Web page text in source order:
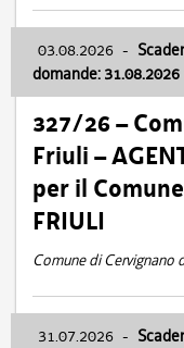
03.08.2026 -
domande: 31.08.2026
327/26 –
Friuli –
per il
FRIULI
Comune di Cervignano
31.07.2026 -